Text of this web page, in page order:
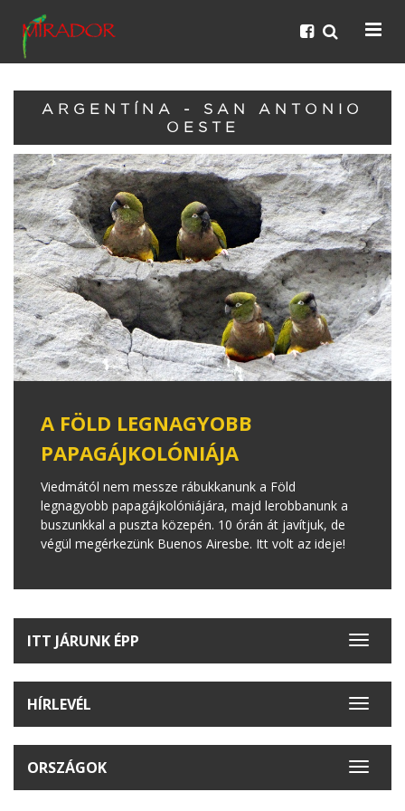
ARGENTÍNA - SAN ANTONIO
OESTE
A FÖLD LEGNAGYOBB
PAPAGÁJKOLÓNIÁJA
Viedmától nem messze rábukkanunk a Föld
legnagyobb papagájkolóniájára, majd lerobbanunk a
buszunkkal a puszta közepén. 10 órán át javítjuk, de
végül megérkezünk Buenos Airesbe. Itt volt az ideje!
Toggle
ITT JÁRUNK ÉPP
Toggle
HÍRLEVÉL
Toggle
ORSZÁGOK